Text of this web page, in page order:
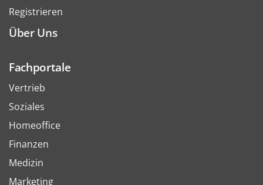
Registrieren
Über Uns
Fachportale
Vertrieb
Soziales
Homeoffice
Finanzen
Medizin
Marketing